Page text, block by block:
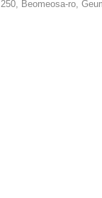
250, Beomeosa-ro,